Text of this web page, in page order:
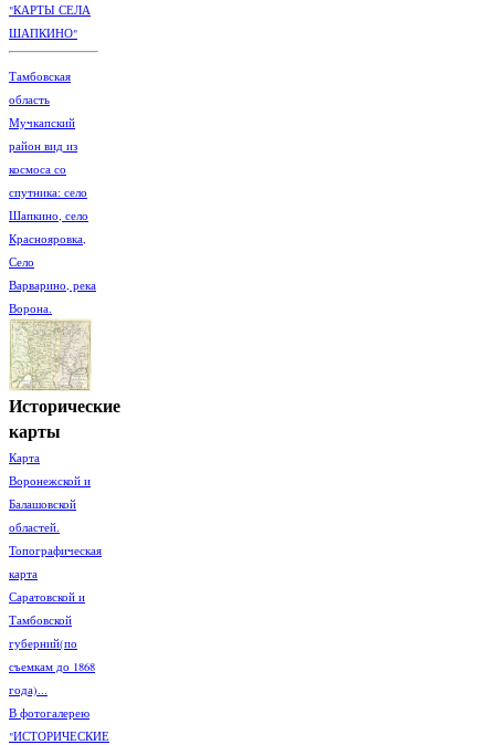
"КАРТЫ СЕЛА
ШАПКИНО"
Тамбовская
область
Мучкапский
район вид из
космоса со
спутника: село
Шапкино, село
Краснояровка,
Село
Варварино, река
Ворона.
Исторические
карты
Карта
Воронежской и
Балашовской
областей.
Топографическая
карта
Саратовской и
Тамбовской
губерний(по
съемкам до 1868
года)...
В фотогалерею
"ИСТОРИЧЕСКИЕ